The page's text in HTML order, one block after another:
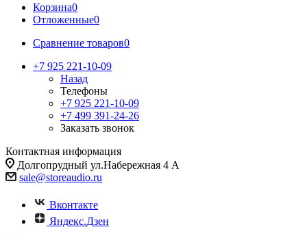
Корзина0
Отложенные0
Сравнение товаров0
+7 925 221-10-09
Назад
Телефоны
+7 925 221-10-09
+7 499 391-24-26
Заказать звонок
Контактная информация
Долгопрудный ул.Набережная 4 А
sale@storeaudio.ru
Вконтакте
Яндекс.Дзен